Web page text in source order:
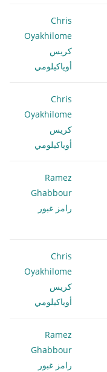
Chris
Oyakhilome
كريس
أوياكيلومي
Chris
Oyakhilome
كريس
أوياكيلومي
Ramez
Ghabbour
رامز غبور
Chris
Oyakhilome
كريس
أوياكيلومي
Ramez
Ghabbour
رامز غبور